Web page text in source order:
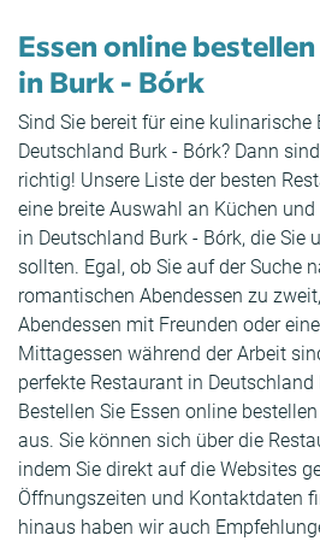
Essen online
in Burk - Bórk
Sind Sie bereit für eine kulinarische
Deutschland Burk - Bórk? Dann
richtig! Unsere Liste der besten
eine breite Auswahl an Küchen
in Deutschland Burk - Bórk, die Sie
sollten. Egal, ob Sie auf der Suche
romantischen Abendessen zu
Abendessen mit Freunden oder
Mittagessen während der Arbeit
perfekte Restaurant in Deutschland
Bestellen Sie Essen online
aus. Sie können sich über die
indem Sie direkt auf die Websites
Öffnungszeiten und Kontaktdaten
hinaus haben wir auch